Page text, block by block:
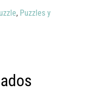
, Puzzles y